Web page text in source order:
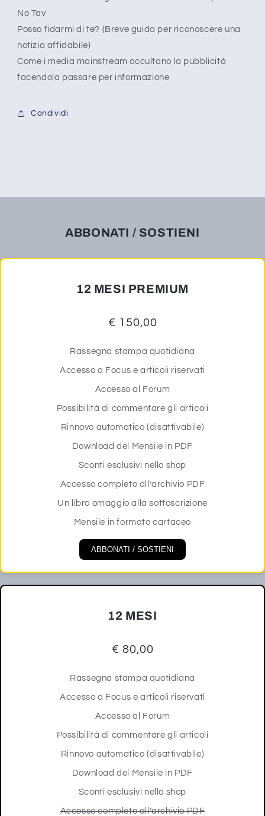
No Tav
Posso fidarmi di te? (Breve guida per riconoscere una
notizia affidabile)
Come i media mainstream occultano la pubblicità
facendola passare per informazione
Condividi
ABBONATI / SOSTIENI
12 MESI PREMIUM
€ 150,00
Rassegna stampa quotidiana
Accesso a Focus e articoli riservati
Accesso al Forum
Possibilità di commentare gli articoli
Rinnovo automatico (disattivabile)
Download del Mensile in PDF
Sconti esclusivi nello shop
Accesso completo all’archivio PDF
Un libro omaggio alla sottoscrizione
Mensile in formato cartaceo
ABBONATI / SOSTIENI
12 MESI
€ 80,00
Rassegna stampa quotidiana
Accesso a Focus e articoli riservati
Accesso al Forum
Possibilità di commentare gli articoli
Rinnovo automatico (disattivabile)
Download del Mensile in PDF
Sconti esclusivi nello shop
Accesso completo all’archivio PDF